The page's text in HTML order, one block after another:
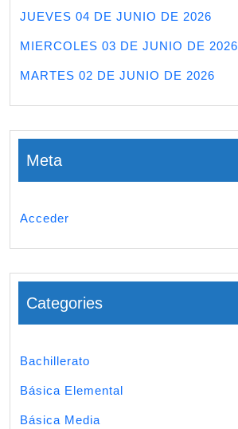
JUEVES 04 DE JUNIO DE 2026
MIERCOLES 03 DE JUNIO DE 2026
MARTES 02 DE JUNIO DE 2026
Meta
Acceder
Categories
Bachillerato
Básica Elemental
Básica Media